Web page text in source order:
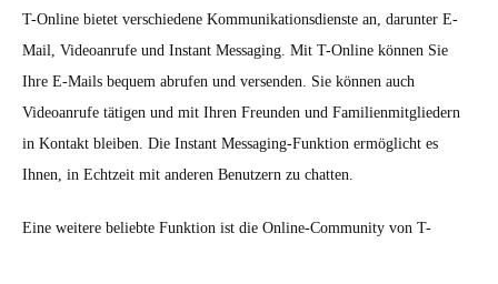
T-Online bietet verschiedene Kommunikationsdienste an, darunter E-
Mail, Videoanrufe und Instant Messaging. Mit T-Online können Sie
Ihre E-Mails bequem abrufen und versenden. Sie können auch
Videoanrufe tätigen und mit Ihren Freunden und Familienmitgliedern
in Kontakt bleiben. Die Instant Messaging-Funktion ermöglicht es
Ihnen, in Echtzeit mit anderen Benutzern zu chatten.
Eine weitere beliebte Funktion ist die Online-Community von T-